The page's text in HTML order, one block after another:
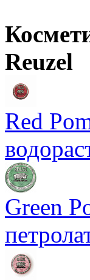
Reuzel
Red
Green